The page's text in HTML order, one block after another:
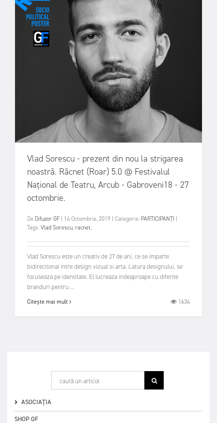
Vlad Sorescu - prezent din nou la strigarea
noastră. Răcnet (Roar) 5.0 @ Festivalul
Național de Teatru, Arcub - Gabroveni18 - 27
octombrie.
De Difuzor GF 14 Octombrie, 2019 Categorie: PARTICIPANȚI
Tags:Vlad Sorescu,racnet,
Vlad Sorescu este un creativ de 27 de ani, ce se imparte
bidirectional intre design vizual si arta. Latura designului, se
focuseaza pe identitate. El lucreaza indeaproape cu diferite
branduri pentru ...
Citește mai mult 1634
ASOCIAȚIA
SHOP GF